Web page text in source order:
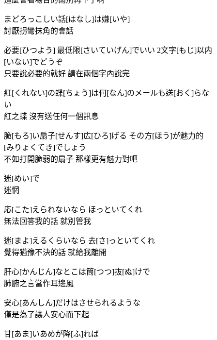
まどろっこしい話[はなし]は嫌[いや]
討厭拐彎抹角的會話
必要[ひつよう] 最低限[さいていげん]でいい 2文字[もじ]以内
[いない]でどうぞ
只要說必要的就好 請在兩個字內說完
紅[くれない]の蝶[ちょう]は何[なん]のメールも送[おく]らな
い
紅之蝶 沒有送任何一個訊息
脆[もろ]い扇子[せんす]広[ひろ]げる その方[ほう]が魅力的
[みりょくてき]でしょう
不如打開脆弱的扇子 那樣更有魅力對吧
迷[めい]で
迷惘
応[こた]えられないなら ほっといてくれ
無法回答我的話 就別管我
迷[まよ]えるくらいなら 去[さ]っといてくれ
覺得猶豫不決的話 就給我離開
肝心[かんじん]なとこは筒[つつ]抜[ぬ]けで
肺腑之言當作耳邊風
安心[あんしん]だけはさせられるような
僅是為了讓人安心而下起
甘[あま]いあめが降[ふ]れば